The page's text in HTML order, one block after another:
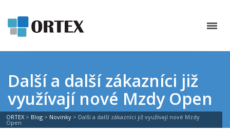
Další a další zákazníci již
využívají nové Mzdy Open
ORTEX > Blog > Novinky > Další a další zákazníci již využívají nové Mzdy
Open